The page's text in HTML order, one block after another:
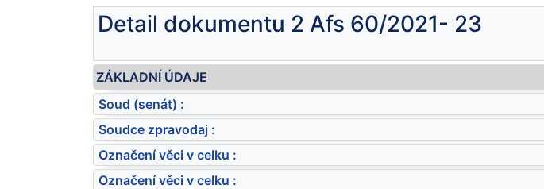
Detail dokumentu 2 Afs 60/2021- 23
ZÁKLADNÍ ÚDAJE
Soud (senát) :
Soudce zpravodaj :
Označení věci v celku :
Označení věci v celku :